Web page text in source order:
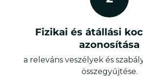
Fizikai és átállási
azonosítása
a releváns veszélyek és
összegyűjtése.